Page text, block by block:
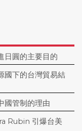
日圓的主要目的
國下的台灣貿易結
國管制的理由
Rubin 引爆台美